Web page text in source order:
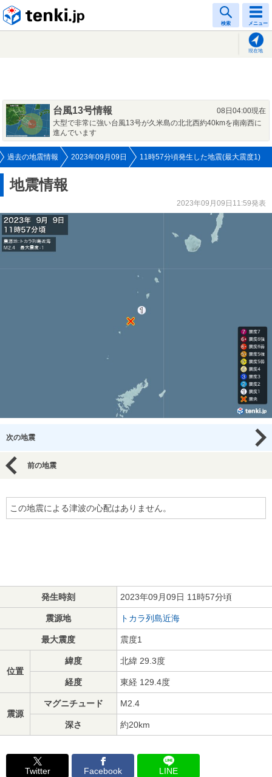
検索 メニュー
現在地
台風13号情報
08日04:00現在
大型で非常に強い台風13号が久米島の北北西約40kmを南南西に
進んでいます
過去の地震情報 2023年09月09日 11時57分頃発生した地震(最大震度1)
地震情報
2023年09月09日11:59発表
次の地震
前の地震
この地震による津波の心配はありません。
発生時刻 2023年09月09日 11時57分頃
震源地 トカラ列島近海
最大震度 震度1
位置
緯度 北緯 29.3度
経度 東経 129.4度
震源
マグニチュード M2.4
深さ 約20km
Twitter Facebook LINE